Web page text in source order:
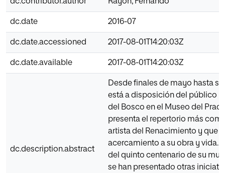
dc.date 2016-07
dc.date.accessioned 2017-08-01T14:20:03Z
dc.date.available 2017-08-01T14:20:03Z
dc.description.abstract
Desde finales de mayo hasta
está a disposición del público
del Bosco en el Museo del
presenta el repertorio más
artista del Renacimiento y que
acercamiento a su obra y vida.
del quinto centenario de su
se han presentado otras